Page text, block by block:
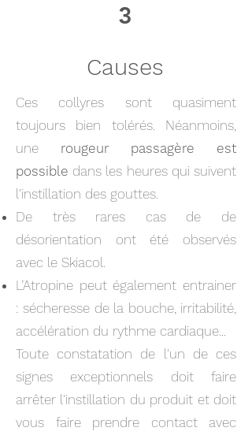
3
Causes
Ces collyres sont quasiment
toujours bien tolérés. Néanmoins,
une rougeur passagère est
possible dans les heures qui suivent
l'instillation des gouttes.
De très rares cas de de
désorientation ont été observés
avec le Skiacol.
L’Atropine peut également entrainer
: sécheresse de la bouche, irritabilité,
accélération du rythme cardiaque...
Toute constatation de l'un de ces
signes exceptionnels doit faire
arrêter l'instillation du produit et doit
vous faire prendre contact avec